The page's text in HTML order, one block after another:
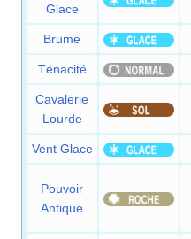
Glace
Brume
Ténacité
Cavalerie
Lourde
Vent Glace
Pouvoir
Antique